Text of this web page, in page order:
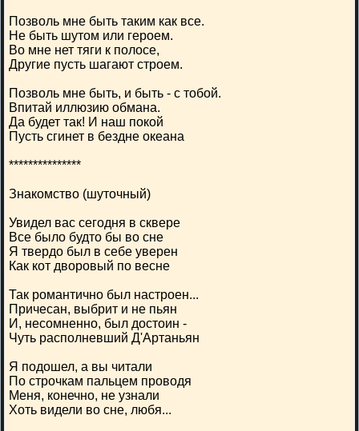
Позволь мне быть таким как все.
Не быть шутом или героем.
Во мне нет тяги к полосе,
Другие пусть шагают строем.
Позволь мне быть, и быть - с тобой.
Впитай иллюзию обмана.
Да будет так! И наш покой
Пусть сгинет в бездне океана
***************
Знакомство (шуточный)
Увидел вас сегодня в сквере
Все было будто бы во сне
Я твердо был в себе уверен
Как кот дворовый по весне
Так романтично был настроен...
Причесан, выбрит и не пьян
И, несомненно, был достоин -
Чуть располневший Д'Артаньян
Я подошел, а вы читали
По строчкам пальцем проводя
Меня, конечно, не узнали
Хоть видели во сне, любя...